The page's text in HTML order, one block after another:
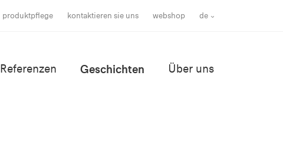
produktpflege kontaktieren sie uns webshop de
Referenzen Geschichten Über uns